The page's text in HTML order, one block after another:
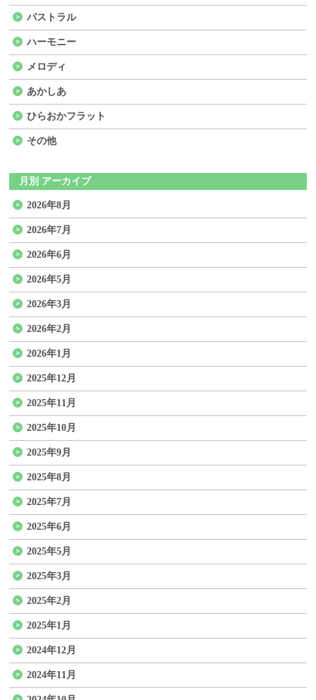
パストラル
ハーモニー
メロディ
あかしあ
ひらおかフラット
その他
月別 アーカイブ
2026年8月
2026年7月
2026年6月
2026年5月
2026年3月
2026年2月
2026年1月
2025年12月
2025年11月
2025年10月
2025年9月
2025年8月
2025年7月
2025年6月
2025年5月
2025年3月
2025年2月
2025年1月
2024年12月
2024年11月